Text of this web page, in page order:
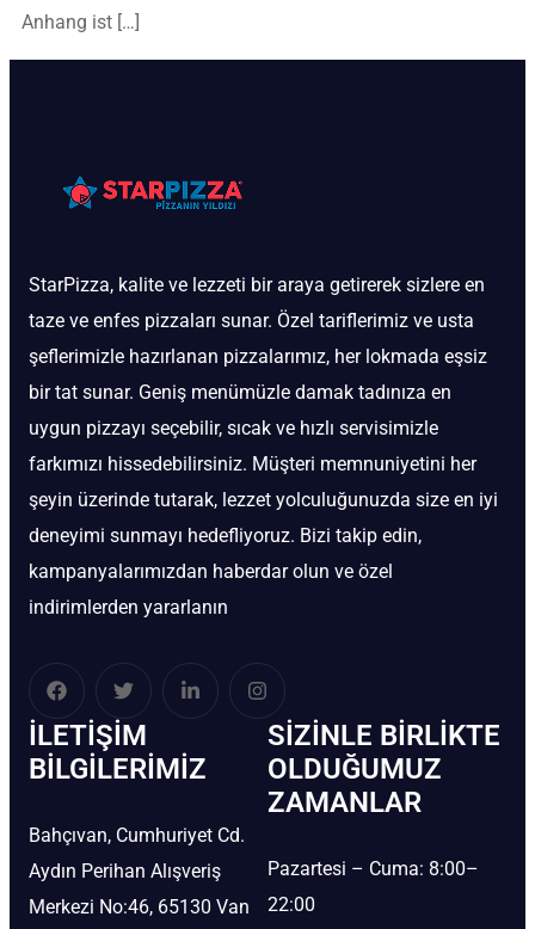
Anhang ist […]
StarPizza, kalite ve lezzeti bir araya getirerek sizlere en
taze ve enfes pizzaları sunar. Özel tariflerimiz ve usta
şeflerimizle hazırlanan pizzalarımız, her lokmada eşsiz
bir tat sunar. Geniş menümüzle damak tadınıza en
uygun pizzayı seçebilir, sıcak ve hızlı servisimizle
farkımızı hissedebilirsiniz. Müşteri memnuniyetini her
şeyin üzerinde tutarak, lezzet yolculuğunuzda size en iyi
deneyimi sunmayı hedefliyoruz. Bizi takip edin,
kampanyalarımızdan haberdar olun ve özel
indirimlerden yararlanın
İLETIŞIM
BİLGILERIMIZ
Bahçıvan, Cumhuriyet Cd.
Aydın Perihan Alışveriş
Merkezi No:46, 65130 Van
SIZINLE BIRLIKTE
OLDUĞUMUZ
ZAMANLAR
Pazartesi – Cuma: 8:00–
22:00